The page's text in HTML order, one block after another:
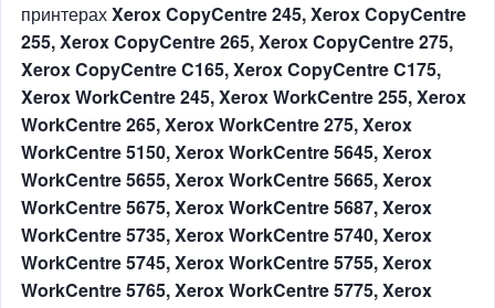
принтерахXerox CopyCentre 245, Xerox CopyCentre
255, Xerox CopyCentre 265, Xerox CopyCentre 275,
Xerox CopyCentre C165, Xerox CopyCentre C175,
Xerox WorkCentre 245, Xerox WorkCentre 255, Xerox
WorkCentre 265, Xerox WorkCentre 275, Xerox
WorkCentre 5150, Xerox WorkCentre 5645, Xerox
WorkCentre 5655, Xerox WorkCentre 5665, Xerox
WorkCentre 5675, Xerox WorkCentre 5687, Xerox
WorkCentre 5735, Xerox WorkCentre 5740, Xerox
WorkCentre 5745, Xerox WorkCentre 5755, Xerox
WorkCentre 5765, Xerox WorkCentre 5775, Xerox